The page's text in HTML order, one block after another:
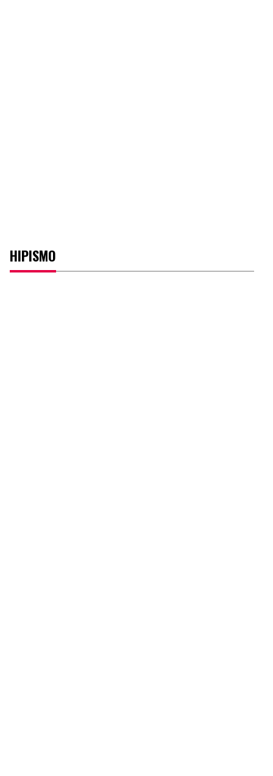
HIPISMO